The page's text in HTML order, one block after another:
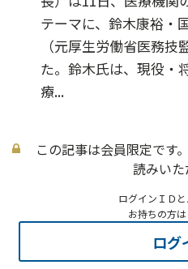
テーマに、鈴木康裕・
（元厚生労働省医務技
た。鈴木氏は、現役・
療...
この記事は会員限定です
読みいた
ログインＩＤ
お持ちの方
ログ